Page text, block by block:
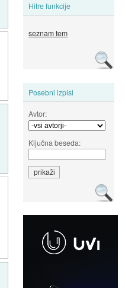
Hitre funkcije
seznam tem
Posebni izpisi
Avtor:
Ključna beseda: